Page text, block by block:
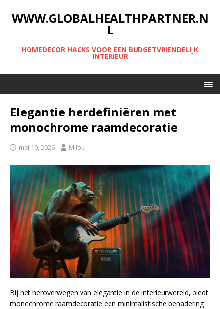
WWW.GLOBALHEALTHPARTNER.N
L
HOMEDECOR HACKS VOOR EEN BUDGETVRIENDELIJK
INTERIEUR
Elegantie herdefiniëren met
monochrome raamdecoratie
mei 10, 2026 Milou
Bij het heroverwegen van elegantie in de interieurwereld, biedt
monochrome raamdecoratie een minimalistische benadering